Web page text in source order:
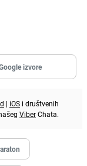
izvore
| iOS i društvenih
ViberChata.